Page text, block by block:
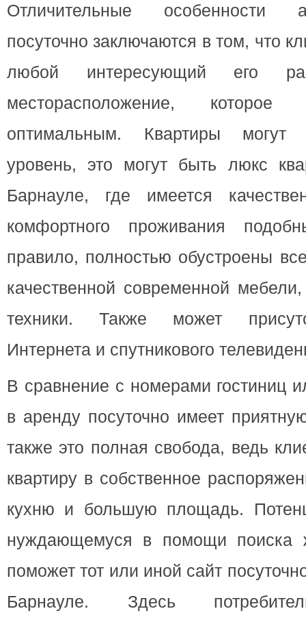
Отличительные особенности
посуточно заключаются в том, что
любой интересующий его
месторасположение,
оптимальным. Квартиры могут
уровень, это могут быть люкс
Барнауле, где имеется
комфортного проживания
правило, полностью обустроены
качественной современной
техники. Также может
Интернета и спутникового
В сравнение с номерами гостиниц
в аренду посуточно имеет
также это полная свобода, ведь
квартиру в собственное
кухню и большую площадь.
нуждающемуся в помощи поиска
поможет тот или иной сайт
Барнауле. Здесь